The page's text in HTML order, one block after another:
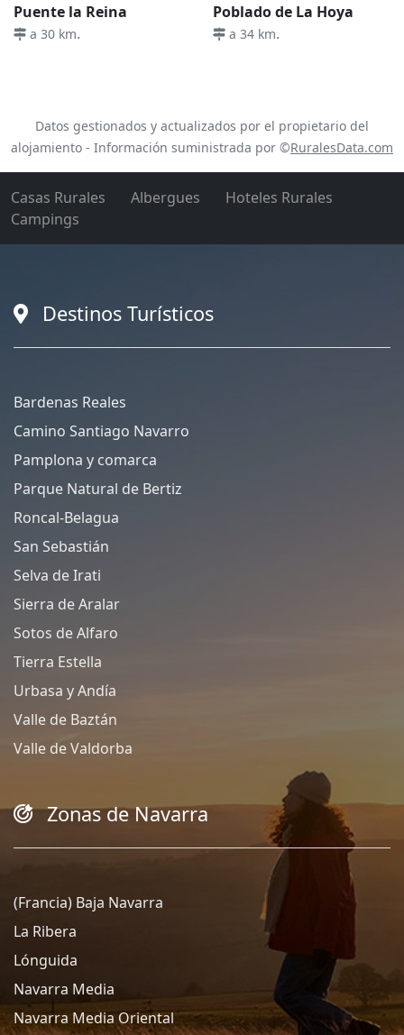
Puente la Reina
a 30 km.
Poblado de La Hoya
a 34 km.
Datos gestionados y actualizados por el propietario del
alojamiento - Información suministrada por ©RuralesData.com
Casas Rurales Albergues
Hoteles Rurales
Campings
Destinos Turísticos
Bardenas Reales
Camino Santiago Navarro
Pamplona y comarca
Parque Natural de Bertiz
Roncal-Belagua
San Sebastián
Selva de Irati
Sierra de Aralar
Sotos de Alfaro
Tierra Estella
Urbasa y Andía
Valle de Baztán
Valle de Valdorba
Zonas de Navarra
(Francia) Baja Navarra
La Ribera
Lónguida
Navarra Media
Navarra Media Oriental